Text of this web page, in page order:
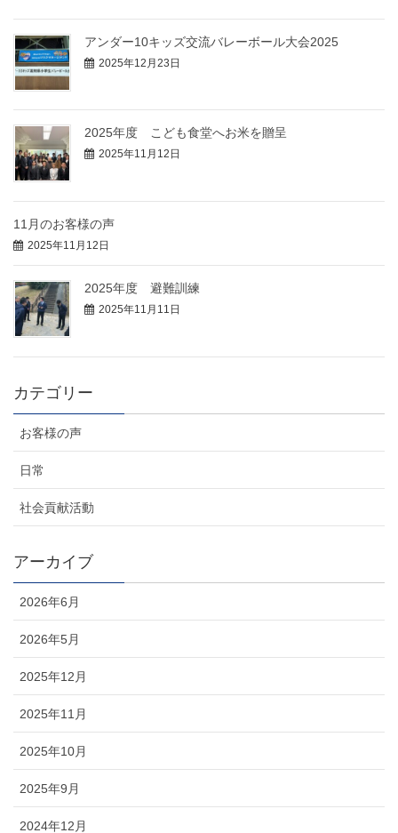
アンダー10キッズ交流バレーボール大会2025
2025年12月23日
2025年度 こども食堂へお米を贈呈
2025年11月12日
11月のお客様の声
2025年11月12日
2025年度 避難訓練
2025年11月11日
カテゴリー
お客様の声
日常
社会貢献活動
アーカイブ
2026年6月
2026年5月
2025年12月
2025年11月
2025年10月
2025年9月
2024年12月